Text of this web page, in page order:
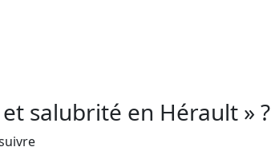
salubrité en Hérault » ?